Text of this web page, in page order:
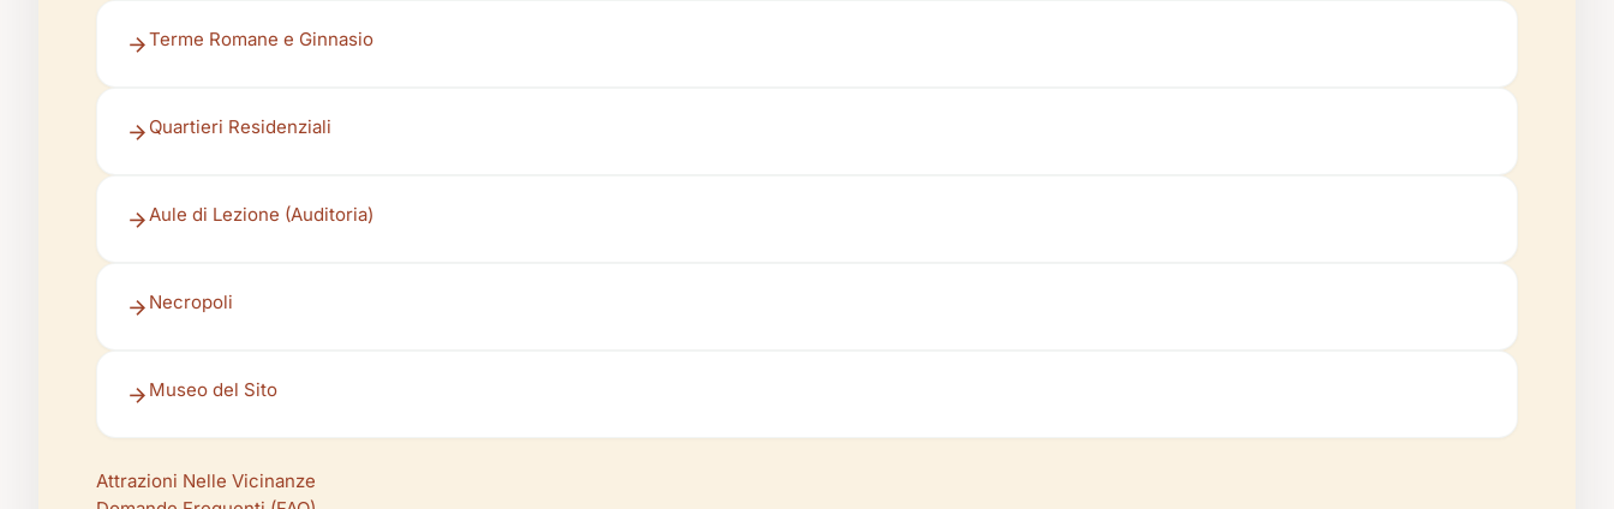
Terme Romane e Ginnasio
Quartieri Residenziali
Aule di Lezione (Auditoria)
Necropoli
Museo del Sito
Attrazioni Nelle Vicinanze